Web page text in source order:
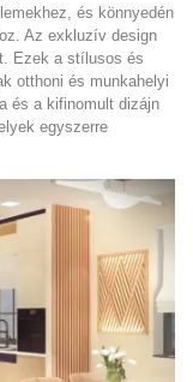
és könnyedén
Az exkluzív design
Ezek a stílusos és
otthoni és munkahelyi
és a kifinomult dizájn
egyszerre